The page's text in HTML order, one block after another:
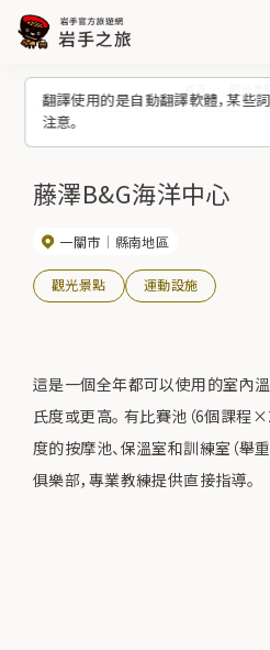
翻譯使用的是自動翻譯軟體，某些
注意。
首頁
藤澤B&G海洋中心
一關市 縣南地區
觀光景點 運動設施
這是一個全年都可以使用的室內
氏度或更高。 有比賽池（6個課程
度的按摩池、保溫室和訓練室（舉
俱樂部，專業教練提供直接指導。